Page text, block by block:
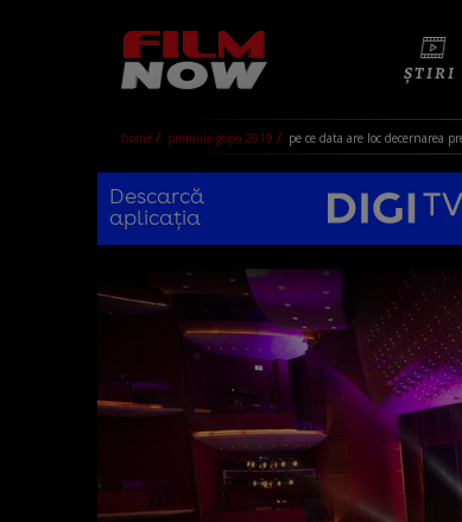
ȘTIRI
home premiile gopo 2019 pe ce data are loc decernarea
Descarcă
aplicația